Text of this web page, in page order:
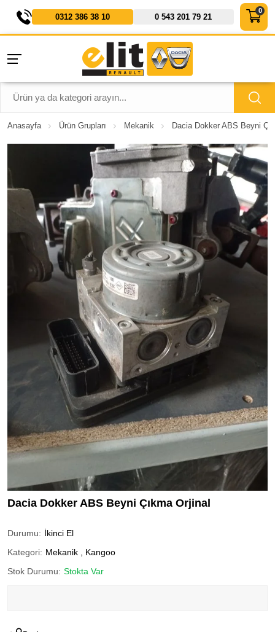
0312 386 38 10 0 543 201 79 21
Anasayfa Ürün Grupları Mekanik Dacia Dokker ABS Beyni
Dacia Dokker ABS Beyni Çıkma Orjinal
Durumu: İkinci El
Kategori: Mekanik , Kangoo
Stok Durumu: Stokta Var